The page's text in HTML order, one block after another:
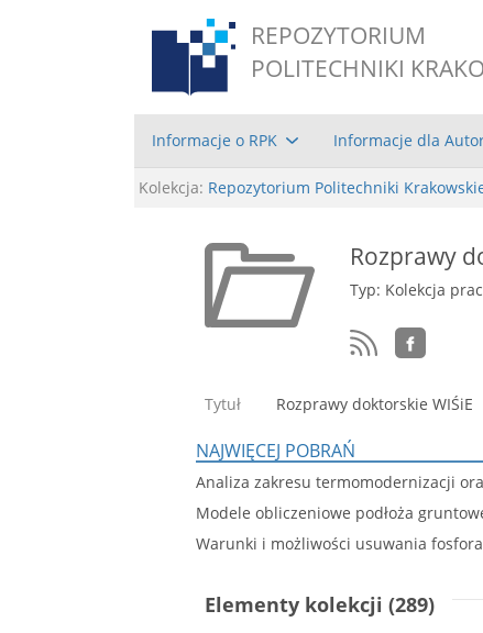
REPOZYTORIUM
POLITECHNIKI
Informacje o RPK Informacje dla
Kolekcja: Repozytorium Politechniki
Rozprawy
Typ: Kolekcja
Tytuł Rozprawy doktorskie WIŚiE
NAJWIĘCEJ POBRAŃ
Modele obliczeniowe podłoża
Warunki i możliwości usuwania
Elementy kolekcji (289)